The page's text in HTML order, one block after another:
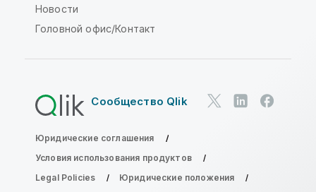
Новости
Головной офис/Контакт
Сообщество Qlik
Юридические соглашения
Условия использования продуктов
Legal Policies
Юридические положения